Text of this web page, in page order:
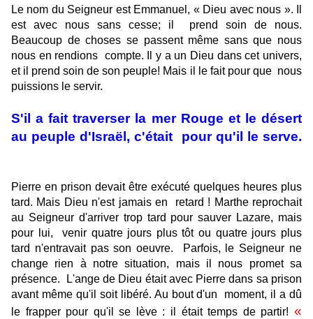
Le nom du Seigneur est Emmanuel, « Dieu avec nous ». Il
est avec nous sans cesse; il
prend soin de nous.
Beaucoup de choses se passent même sans que nous
nous en rendions compte. Il y a un Dieu dans cet univers,
et il prend soin de son peuple! Mais il le fait pour que nous
puissions le servir.
S'il a fait traverser la mer Rouge et le désert
au peuple d'Israël, c'était
pour qu'il le serve.
Pierre en prison devait être exécuté quelques heures plus
tard. Mais Dieu n'est jamais en
retard ! Marthe reprochait
au Seigneur d'arriver trop tard pour sauver Lazare, mais
pour lui,
venir quatre jours plus tôt ou quatre jours plus
tard n'entravait pas son oeuvre.
Parfois, le Seigneur ne
change rien à notre situation, mais il nous promet sa
présence.
L'ange de Dieu était avec Pierre dans sa prison
avant même qu'il soit libéré. Au bout d'un
moment, il a dû
le frapper pour qu'il se lève : il était temps de partir! «